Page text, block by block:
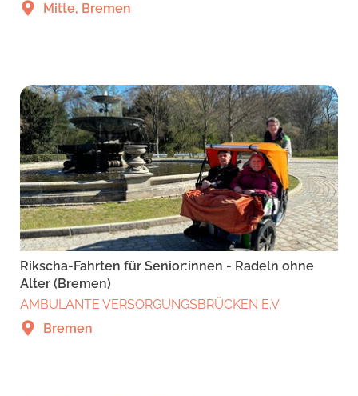
Mitte, Bremen
Rikscha-Fahrten für Senior:innen - Radeln ohne
Alter (Bremen)
AMBULANTE VERSORGUNGSBRÜCKEN E.V.
Bremen